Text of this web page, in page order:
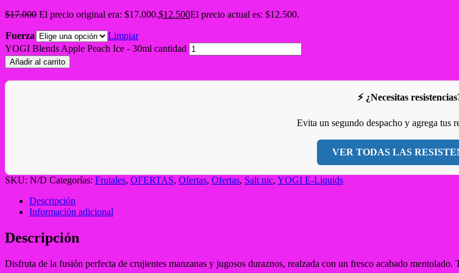
$17.000 El precio original era: $17.000.$12.500El precio actual es: $12.500.
Fuerza
Limpiar
YOGI Blends Apple Peach Ice - 30ml cantidad
Añadir al carrito
⚡ ¿Necesitas
Evita un segundo despacho y agrega tus
VER TODAS LAS
SKU: N/D Categorías: Frutales, OFERTAS, Ofertas, Ofertas, Salt nic, YOGI E-Liquids
Descripción
Información adicional
Descripción
Disfruta de la fusión perfecta de crujientes manzanas y jugosos duraznos, realzada con un fresco acabado mentolado.